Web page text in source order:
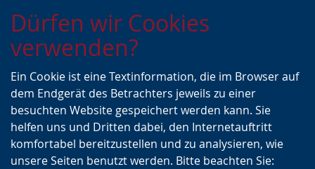
Zur
Hauptnavigation
Zur
Seitennavigation
Zum
Inhalt
Dürfen wir Cookies
verwenden?
Ein Cookie ist eine Textinformation, die im Browser auf
dem Endgerät des Betrachters jeweils zu einer
besuchten Website gespeichert werden kann. Sie
helfen uns und Dritten dabei, den Internetauftritt
komfortabel bereitzustellen und zu analysieren, wie
unsere Seiten benutzt werden. Bitte beachten Sie: